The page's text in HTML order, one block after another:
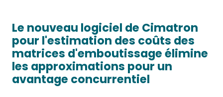
Le nouveau logiciel de Cimatron
pour l'estimation des coûts des
matrices d'emboutissage élimine
les approximations pour un
avantage concurrentiel